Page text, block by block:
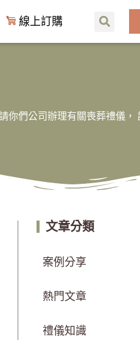
線上訂購
你們公司辦理有關喪葬禮儀，
文章分類
案例分享
熱門文章
禮儀知識